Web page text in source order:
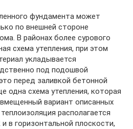
фундамента может
по внешней стороне
В районах более сурового
схема утепления, при этом
укладывается
под подошвой
перед заливкой бетонной
одна схема утепления, которая
вариант описанных
располагается
в горизонтальной плоскости,